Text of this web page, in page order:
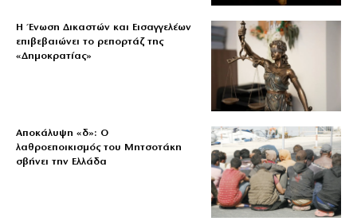
Η Ένωση Δικαστών και Εισαγγελέων
επιβεβαιώνει το ρεπορτάζ της
«Δημοκρατίας»
Αποκάλυψη «δ»: Ο
λαθροεποικισμός του Μητσοτάκη
σβήνει την Ελλάδα